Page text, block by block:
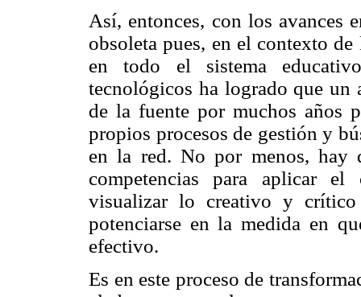
Así, entonces, con los avances
obsoleta pues, en el contexto
en todo el sistema
tecnológicos ha logrado que
de la fuente por muchos años
propios procesos de gestión y
en la red. No por menos, hay
competencias para aplicar
visualizar lo creativo y crítico
potenciarse en la medida en
efectivo.
Es en este proceso de